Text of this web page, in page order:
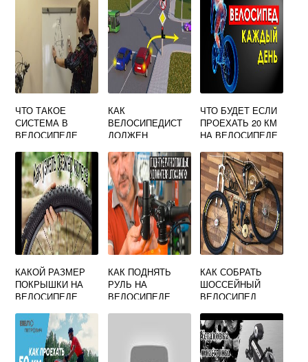
ЧТО ТАКОЕ
СИСТЕМА В
ВЕЛОСИПЕДЕ
КАК
ВЕЛОСИПЕДИСТ
ДОЛЖЕН
ПЕРЕКРЕСТОК
ЧТО БУДЕТ ЕСЛИ
ПРОЕХАТЬ 20 КМ
НА ВЕЛОСИПЕДЕ
КАКОЙ РАЗМЕР
ПОКРЫШКИ НА
ВЕЛОСИПЕДЕ
КАК ПОДНЯТЬ
РУЛЬ НА
ВЕЛОСИПЕДЕ
КАК СОБРАТЬ
ШОССЕЙНЫЙ
ВЕЛОСИПЕД